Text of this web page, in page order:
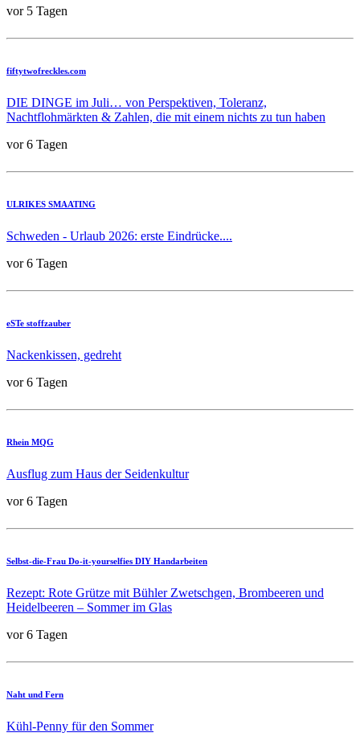
vor 5 Tagen
fiftytwofreckles.com
DIE DINGE im Juli… von Perspektiven, Toleranz,
Nachtflohmärkten & Zahlen, die mit einem nichts zu tun haben
vor 6 Tagen
ULRIKES SMAATING
Schweden - Urlaub 2026: erste Eindrücke....
vor 6 Tagen
eSTe stoffzauber
Nackenkissen, gedreht
vor 6 Tagen
Rhein MQG
Ausflug zum Haus der Seidenkultur
vor 6 Tagen
Selbst-die-Frau Do-it-yourselfies DIY Handarbeiten
Rezept: Rote Grütze mit Bühler Zwetschgen, Brombeeren und
Heidelbeeren – Sommer im Glas
vor 6 Tagen
Naht und Fern
Kühl-Penny für den Sommer